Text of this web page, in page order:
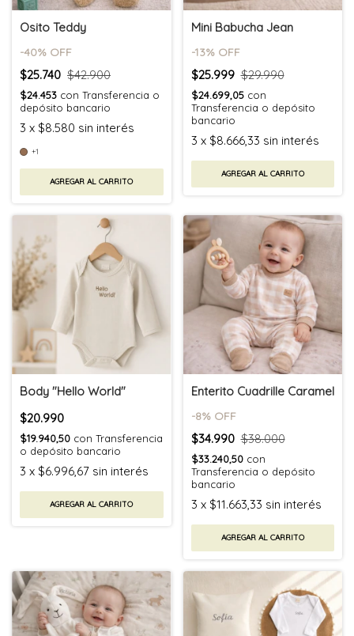
Osito Teddy
-40% OFF
$25.740 $42.900
$24.453 con Transferencia o
depósito bancario
3 x $8.580 sin interés
+1
AGREGAR AL CARRITO
Mini Babucha Jean
-13% OFF
$25.999 $29.990
$24.699,05 con
Transferencia o depósito
bancario
3 x $8.666,33 sin interés
AGREGAR AL CARRITO
Body "Hello World"
$20.990
$19.940,50 con Transferencia
o depósito bancario
3 x $6.996,67 sin interés
AGREGAR AL CARRITO
Enterito Cuadrille Caramel
-8% OFF
$34.990 $38.000
$33.240,50 con
Transferencia o depósito
bancario
3 x $11.663,33 sin interés
AGREGAR AL CARRITO